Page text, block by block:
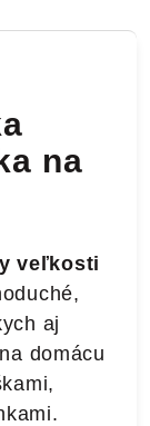
na
veľkosti
aj
domácu